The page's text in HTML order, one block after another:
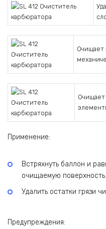
Очищает
Очищает
Применение:
Встряхнуть баллон и
очищаемую поверхность.
Удалить остатки грязи
Предупреждения: